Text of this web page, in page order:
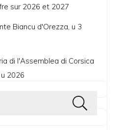
sur 2026 et 2027
Biancu d'Orezza, u 3
di l'Assemblea di Corsica
2026